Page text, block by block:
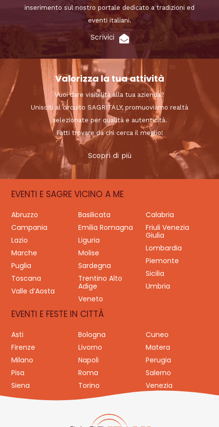
inserimento sul nostro portale dedicato a tradizioni ed
eventi italiani.
Scrivici
Valorizza la tua attività
Vuoi dare visibilità alla tua azienda?
Unisciti al circuito SAGRITALY, promuoviamo realtà
selezionate per qualità e autenticità.
Fatti trovare da chi cerca il meglio!
Scopri di più
EVENTI E SAGRE VICINO A ME
Abruzzo Basilicata
Calabria
Campania
Emilia Romagna
Friuli Venezia
Giulia
Lazio
Liguria
Lombardia
Marche
Molise
Piemonte
Puglia
Sardegna
Sicilia
Toscana
Trentino Alto
Adige
Umbria
Valle d’Aosta
Veneto
EVENTI E FESTE IN CITTÀ
Asti Bologna
Cuneo
Firenze
Livorno
Matera
Milano
Napoli
Perugia
Pisa
Roma
Salerno
Siena
Torino Venezia